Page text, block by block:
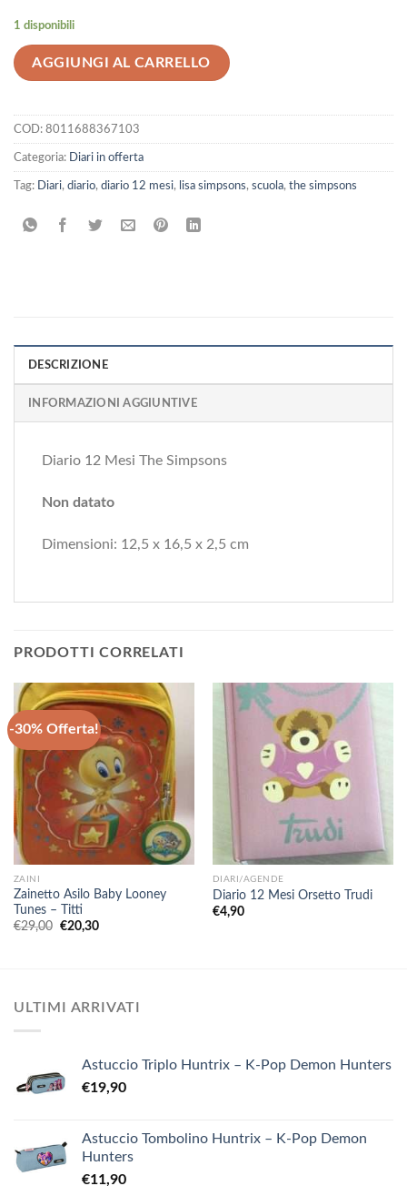
1 disponibili
AGGIUNGI AL CARRELLO
COD: 8011688367103
Categoria: Diari in offerta
Tag: Diari, diario, diario 12 mesi, lisa simpsons, scuola, the simpsons
DESCRIZIONE
INFORMAZIONI AGGIUNTIVE
Diario 12 Mesi The Simpsons
Non datato
Dimensioni: 12,5 x 16,5 x 2,5 cm
PRODOTTI CORRELATI
-30% Offerta!
ZAINI
Zainetto Asilo Baby Looney
Tunes – Titti
€29,00 Il
€20,30Il
DIARI/AGENDE
Diario 12 Mesi Orsetto Trudi
€4,90
ULTIMI ARRIVATI
Astuccio Triplo Huntrix – K-Pop Demon Hunters
€19,90
Astuccio Tombolino Huntrix – K-Pop Demon
Hunters
€11,90